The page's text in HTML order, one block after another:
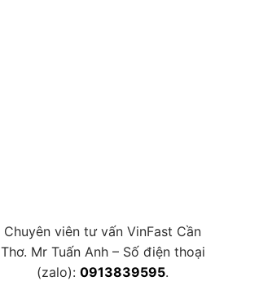
Chuyên viên tư vấn VinFast Cần
Thơ. Mr Tuấn Anh – Số điện thoại
(zalo): 0913839595.